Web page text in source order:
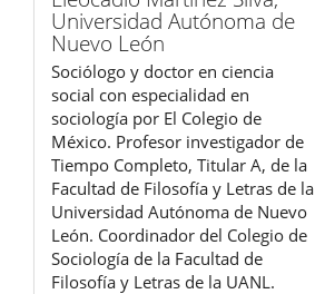
Universidad Autónoma de
Nuevo León
Sociólogo y doctor en ciencia
social con especialidad en
sociología por El Colegio de
México. Profesor investigador de
Tiempo Completo, Titular A, de la
Facultad de Filosofía y Letras de la
Universidad Autónoma de Nuevo
León. Coordinador del Colegio de
Sociología de la Facultad de
Filosofía y Letras de la UANL.